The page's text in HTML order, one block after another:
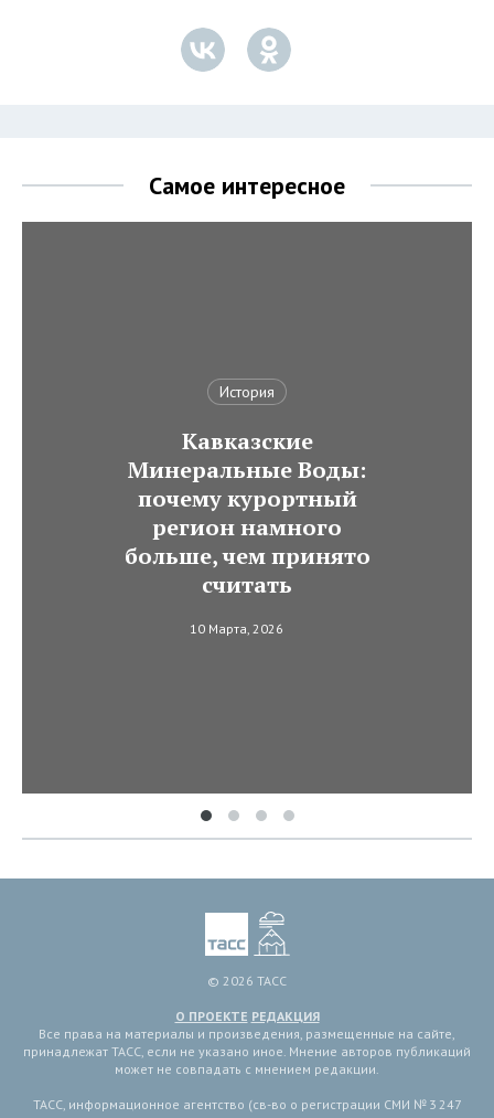
Самое интересное
История
Кавказские
Минеральные Воды:
почему курортный
регион намного
больше, чем принято
считать
10 Марта, 2026
© 2026 ТАСС
О ПРОЕКТЕ РЕДАКЦИЯ
Все права на материалы и произведения, размещенные на сайте,
принадлежат ТАСС, если не указано иное. Мнение авторов публикаций
может не совпадать с мнением редакции.
ТАСС, информационное агентство (св-во о регистрации СМИ № 3 247